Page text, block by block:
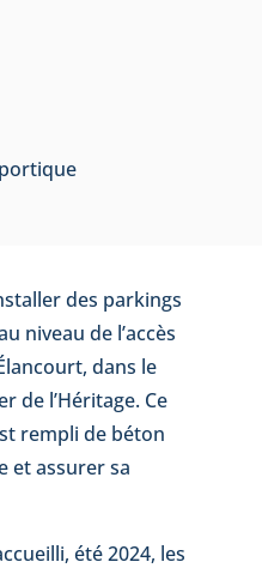
des parkings
niveau de l’accès
dans le
de l’Héritage. Ce
rempli de béton
et assurer sa
été 2024, les